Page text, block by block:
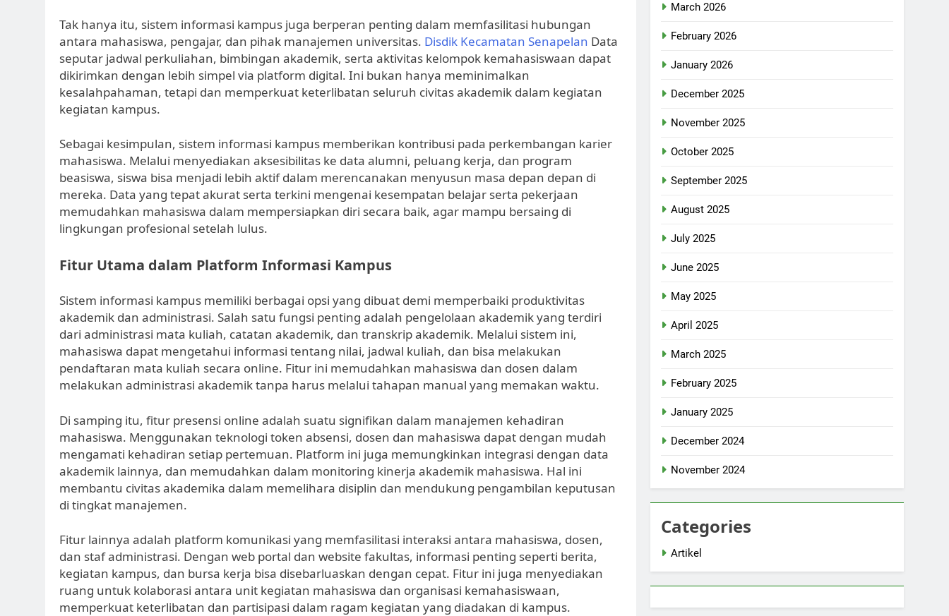
Tak hanya itu, sistem informasi kampus juga berperan penting dalam memfasilitasi hubungan
antara mahasiswa, pengajar, dan pihak manajemen universitas. Disdik Kecamatan Senapelan Data
seputar jadwal perkuliahan, bimbingan akademik, serta aktivitas kelompok kemahasiswaan dapat
dikirimkan dengan lebih simpel via platform digital. Ini bukan hanya meminimalkan
kesalahpahaman, tetapi dan memperkuat keterlibatan seluruh civitas akademik dalam kegiatan
kegiatan kampus.
Sebagai kesimpulan, sistem informasi kampus memberikan kontribusi pada perkembangan karier
mahasiswa. Melalui menyediakan aksesibilitas ke data alumni, peluang kerja, dan program
beasiswa, siswa bisa menjadi lebih aktif dalam merencanakan menyusun masa depan depan di
mereka. Data yang tepat akurat serta terkini mengenai kesempatan belajar serta pekerjaan
memudahkan mahasiswa dalam mempersiapkan diri secara baik, agar mampu bersaing di
lingkungan profesional setelah lulus.
Fitur Utama dalam Platform Informasi Kampus
Sistem informasi kampus memiliki berbagai opsi yang dibuat demi memperbaiki produktivitas
akademik dan administrasi. Salah satu fungsi penting adalah pengelolaan akademik yang terdiri
dari administrasi mata kuliah, catatan akademik, dan transkrip akademik. Melalui sistem ini,
mahasiswa dapat mengetahui informasi tentang nilai, jadwal kuliah, dan bisa melakukan
pendaftaran mata kuliah secara online. Fitur ini memudahkan mahasiswa dan dosen dalam
melakukan administrasi akademik tanpa harus melalui tahapan manual yang memakan waktu.
Di samping itu, fitur presensi online adalah suatu signifikan dalam manajemen kehadiran
mahasiswa. Menggunakan teknologi token absensi, dosen dan mahasiswa dapat dengan mudah
mengamati kehadiran setiap pertemuan. Platform ini juga memungkinkan integrasi dengan data
akademik lainnya, dan memudahkan dalam monitoring kinerja akademik mahasiswa. Hal ini
membantu civitas akademika dalam memelihara disiplin dan mendukung pengambilan keputusan
di tingkat manajemen.
Fitur lainnya adalah platform komunikasi yang memfasilitasi interaksi antara mahasiswa, dosen,
dan staf administrasi. Dengan web portal dan website fakultas, informasi penting seperti berita,
kegiatan kampus, dan bursa kerja bisa disebarluaskan dengan cepat. Fitur ini juga menyediakan
ruang untuk kolaborasi antara unit kegiatan mahasiswa dan organisasi kemahasiswaan,
memperkuat keterlibatan dan partisipasi dalam ragam kegiatan yang diadakan di kampus.
March 2026
February 2026
January 2026
December 2025
November 2025
October 2025
September 2025
August 2025
July 2025
June 2025
May 2025
April 2025
March 2025
February 2025
January 2025
December 2024
November 2024
Categories
Artikel